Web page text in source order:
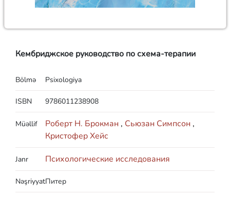
Кембриджское руководство по схема-терапии
Bölmə Psixologiya
ISBN 9786011238908
Müəllif Роберт Н. Брокман , Сьюзан Симпсон ,
Кристофер Хейс
Janr Психологические исследования
NəşriyyatПитер